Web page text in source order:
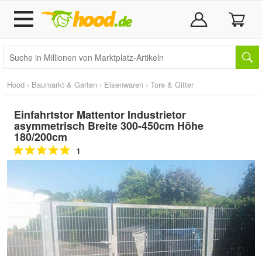
Hood › Baumarkt & Garten › Eisenwaren › Tore & Gitter
Einfahrtstor Mattentor Industrietor
asymmetrisch Breite 300-450cm Höhe
180/200cm
1